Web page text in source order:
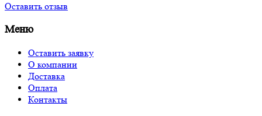
Оставить отзыв
Меню
Оставить заявку
О компании
Доставка
Оплата
Контакты